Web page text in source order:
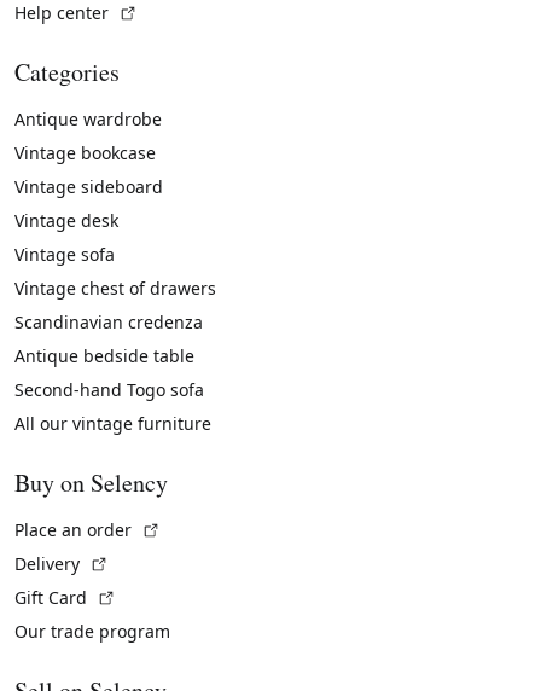
Help center
Categories
Antique wardrobe
Vintage bookcase
Vintage sideboard
Vintage desk
Vintage sofa
Vintage chest of drawers
Scandinavian credenza
Antique bedside table
Second-hand Togo sofa
All our vintage furniture
Buy on Selency
Place an order
Delivery
Gift Card
Our trade program